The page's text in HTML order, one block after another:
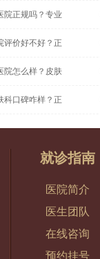
院正规吗？专业
评价好不好？正
院怎么样？皮肤
科口碑咋样？正
就诊指南
医院简介
医生团队
在线咨询
预约挂号